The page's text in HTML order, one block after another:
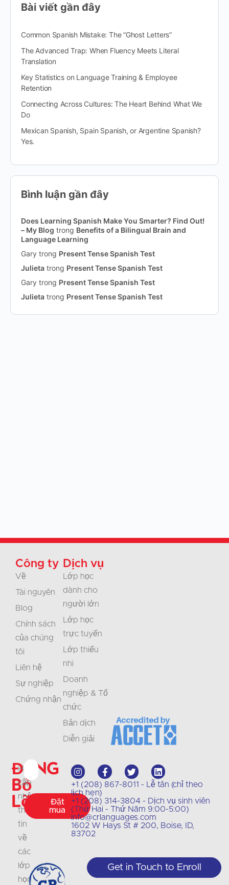
Bài viết gần đây
Common Spanish Mistake: The “Ghost Letters”
The Advanced Trap: When Fluency Meets Literal
Translation
Key Statistics on Language Training & Employee
Retention
Connecting Across Cultures: The Heart Behind What We
Do
Mexican Spanish, Spain Spanish, or Argentine Spanish?
Yes.
Bình luận gần đây
Does Learning Spanish Make You Smarter? Find Out!
– My Blog trong Benefits of a Bilingual Brain and
Language Learning
Gary trong Present Tense Spanish Test
Julieta trong Present Tense Spanish Test
Gary trong Present Tense Spanish Test
Julieta trong Present Tense Spanish Test
Đừng
bỏ
lỡ
Hãy
cập
nhật
thông
tin
về
các
lớp
học
Đặt
mua
+1 (208) 867-8011 - Lễ tân (chỉ theo
lịch hẹn)
+1 (208) 314-3804 - Dịch vụ sinh viên
(Thứ Hai - Thứ Năm 9:00-5:00)
info@crlanguages.com
1602 W Hays St # 200, Boise, ID,
83702
Công ty
Về
Tài nguyên
Blog
Chính sách
của chúng
tôi
Liên hệ
Sự nghiệp
Chứng nhận
Dịch vụ
Lớp học
dành cho
người lớn
Lớp học
trực tuyến
Lớp thiếu
nhi
Doanh
nghiệp & Tổ
chức
Bản dịch
Diễn giải
Get in Touch to Enroll